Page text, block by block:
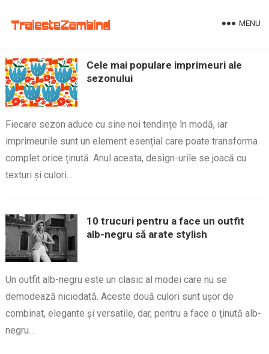
MENU
Cele mai populare imprimeuri ale
sezonului
Fiecare sezon aduce cu sine noi tendințe în modă, iar
imprimeurile sunt un element esențial care poate transforma
complet orice ținută. Anul acesta, design-urile se joacă cu
texturi și culori…
10 trucuri pentru a face un outfit
alb-negru să arate stylish
Un outfit alb-negru este un clasic al modei care nu se
demodează niciodată. Aceste două culori sunt ușor de
combinat, elegante și versatile, dar, pentru a face o ținută alb-
negru…